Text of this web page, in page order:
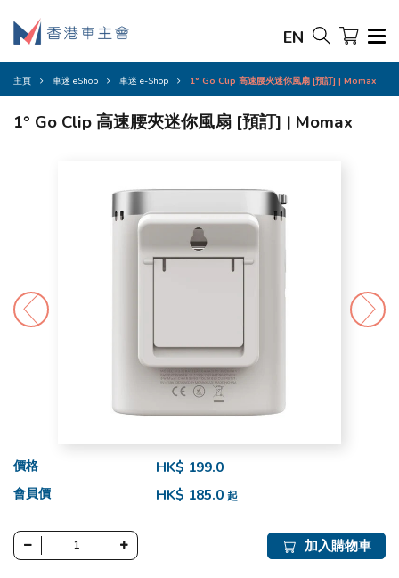
EN
主頁 車迷 eShop 車迷 e-Shop 1° Go Clip 高速腰夾迷你風扇 [預訂] | Momax
1° Go Clip 高速腰夾迷你風扇 [預訂] | Momax
價格 HK$ 199.0
會員價 HK$ 185.0 起
加入購物車